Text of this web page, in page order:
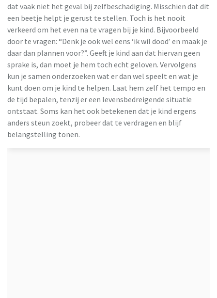
dat vaak niet het geval bij zelfbeschadiging. Misschien dat dit
een beetje helpt je gerust te stellen. Toch is het nooit
verkeerd om het even na te vragen bij je kind. Bijvoorbeeld
door te vragen: “Denk je ook wel eens ‘ik wil dood’ en maak je
daar dan plannen voor?”. Geeft je kind aan dat hiervan geen
sprake is, dan moet je hem toch echt geloven. Vervolgens
kun je samen onderzoeken wat er dan wel speelt en wat je
kunt doen om je kind te helpen. Laat hem zelf het tempo en
de tijd bepalen, tenzij er een levensbedreigende situatie
ontstaat. Soms kan het ook betekenen dat je kind ergens
anders steun zoekt, probeer dat te verdragen en blijf
belangstelling tonen.